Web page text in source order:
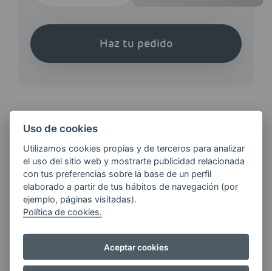
Haz tu pedido
¿QUIERES ESTAR AL DÍA DE
LAS
ÚLTIMAS NOVEDADES?
E-MAIL
Quiero recibir las últimas novedades de AVIA
Uso de cookies
Utilizamos cookies propias y de terceros para analizar
el uso del sitio web y mostrarte publicidad relacionada
con tus preferencias sobre la base de un perfil
elaborado a partir de tus hábitos de navegación (por
ejemplo, páginas visitadas).
Política de cookies.
Aceptar cookies